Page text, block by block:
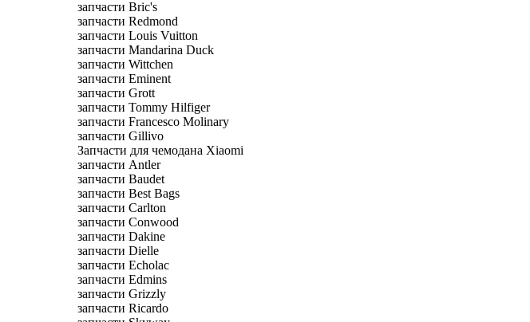
запчасти Bric's
запчасти Redmond
запчасти Louis Vuitton
запчасти Mandarina Duck
запчасти Wittchen
запчасти Eminent
запчасти Grott
запчасти Tommy Hilfiger
запчасти Francesco Molinary
запчасти Gillivo
Запчасти для чемодана Xiaomi
запчасти Antler
запчасти Baudet
запчасти Best Bags
запчасти Carlton
запчасти Conwood
запчасти Dakine
запчасти Dielle
запчасти Echolac
запчасти Edmins
запчасти Grizzly
запчасти Ricardo